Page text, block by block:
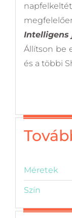
Intelligens
Állítson be
és a többi
Méretek
Szín